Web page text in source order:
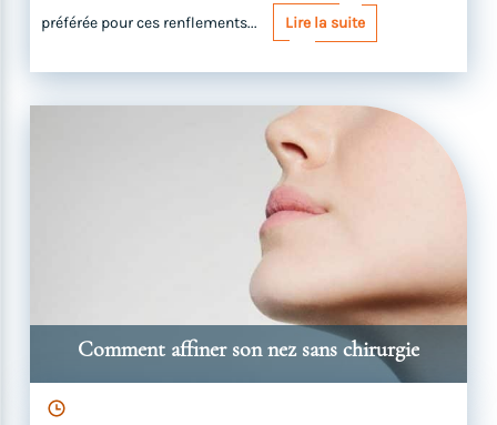
préférée pour ces renflements... Lire la suite
Comment affiner son nez sans chirurgie